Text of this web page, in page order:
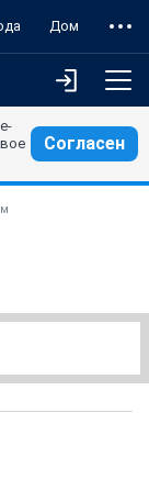
Дом
Согласен